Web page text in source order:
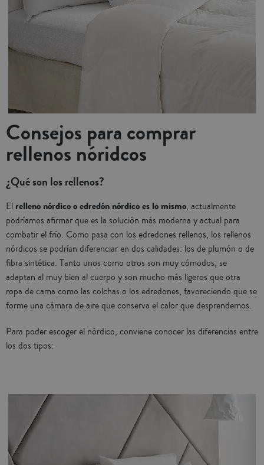
Consejos para comprar
rellenos nóridcos
¿Qué son los rellenos?
El relleno nórdico o edredón nórdico es lo mismo, actualmente
podríamos afirmar que es la solución más moderna y actual para
combatir el frío. Como pasa con los edredones rellenos, los rellenos
nórdicos se podrían diferenciar en dos calidades: los de plumón o de
fibra sintética. Tanto unos como otros son muy cómodos, se
adaptan al muy bien al cuerpo y son mucho más ligeros que otra
ropa de cama como las colchas o los edredones, favoreciendo que se
forme una cámara de aire que conserva el calor que desprendemos.
Para poder escoger el nórdico, conviene conocer las diferencias entre
los dos tipos: